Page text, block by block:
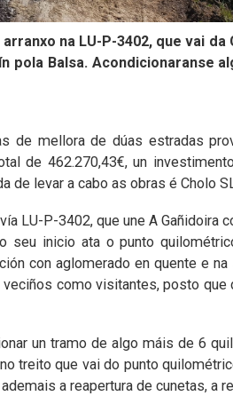
na LU-P-3402, que vai da
pola Balsa. Acondicionaranse
de mellora de dúas estradas
de 462.270,43€, un
de levar a cabo as obras é Cholo
LU-P-3402, que une A Gañidoira
inicio ata o punto
con aglomerado en quente e
como visitantes, posto que
un tramo de algo máis de 6
treito que vai do punto
a reapertura de cunetas, a